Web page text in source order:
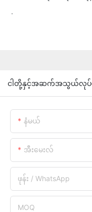
.
ငါတို့နှင့်အဆက်အသွယ်လုပ်ပ
နံမယ်
အီးမေးလ်
ဖုန်း / WhatsApp
MOQ